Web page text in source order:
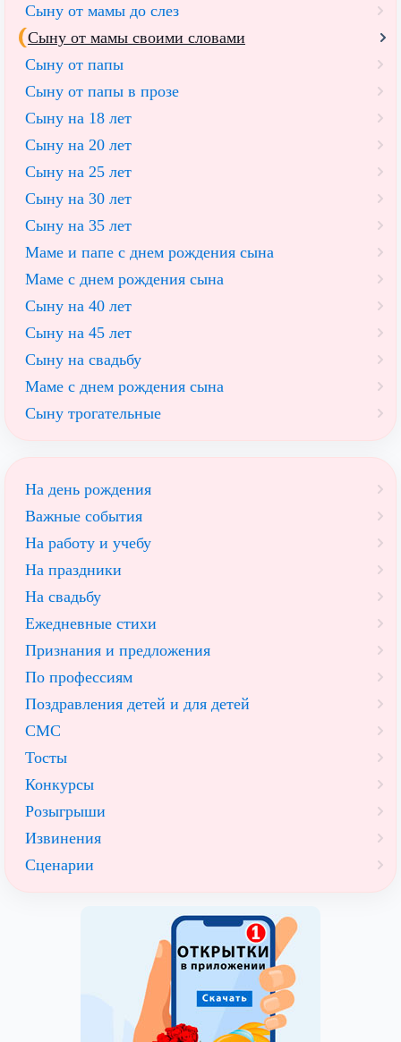
Сыну от мамы до слез
Сыну от мамы своими словами
Сыну от папы
Сыну от папы в прозе
Сыну на 18 лет
Сыну на 20 лет
Cыну на 25 лет
Сыну на 30 лет
Сыну на 35 лет
Маме и папе с днем рождения сына
Маме с днем рождения сына
Сыну на 40 лет
Сыну на 45 лет
Сыну на свадьбу
Маме с днем рождения сына
Сыну трогательные
На день рождения
Важные события
На работу и учебу
На праздники
На свадьбу
Ежедневные стихи
Признания и предложения
По профессиям
Поздравления детей и для детей
СМС
Тосты
Конкурсы
Розыгрыши
Извинения
Сценарии